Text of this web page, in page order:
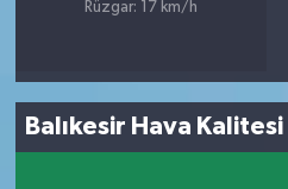
Rüzgar: 17 km/h
Balıkesir Hava Kalitesi